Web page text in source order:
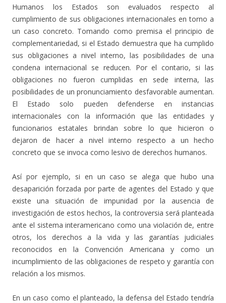
Humanos los Estados son evaluados respecto al
cumplimiento de sus obligaciones internacionales en torno a
un caso concreto. Tomando como premisa el principio de
complementariedad, si el Estado demuestra que ha cumplido
sus obligaciones a nivel interno, las posibilidades de una
condena internacional se reducen. Por el contario, si las
obligaciones no fueron cumplidas en sede interna, las
posibilidades de un pronunciamiento desfavorable aumentan.
El Estado solo pueden defenderse en instancias
internacionales con la información que las entidades y
funcionarios estatales brindan sobre lo que hicieron o
dejaron de hacer a nivel interno respecto a un hecho
concreto que se invoca como lesivo de derechos humanos.
Así por ejemplo, si en un caso se alega que hubo una
desaparición forzada por parte de agentes del Estado y que
existe una situación de impunidad por la ausencia de
investigación de estos hechos, la controversia será planteada
ante el sistema interamericano como una violación de, entre
otros, los derechos a la vida y las garantías judiciales
reconocidos en la Convención Americana y como un
incumplimiento de las obligaciones de respeto y garantía con
relación a los mismos.
En un caso como el planteado, la defensa del Estado tendría